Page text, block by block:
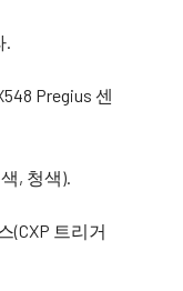
.
Pregius 센
, 청색).
(CXP 트리거